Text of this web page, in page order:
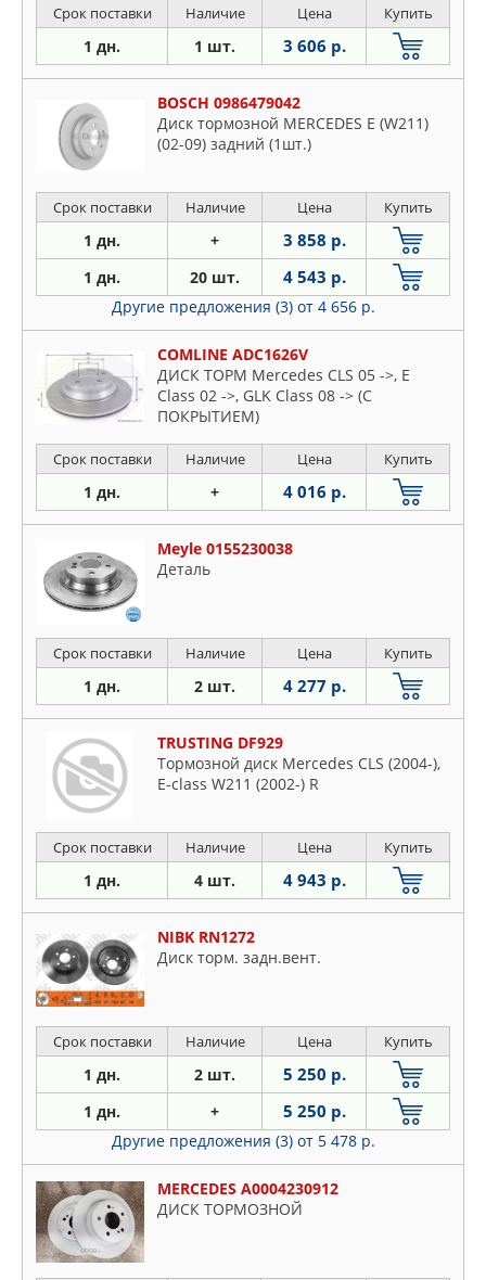
Срок поставки Наличие Цена Купить
1 дн. 1 шт. 3 606 р.
BOSCH 0986479042
Диск тормозной MERCEDES E (W211)
(02-09) задний (1шт.)
Срок поставки Наличие Цена Купить
1 дн. + 3 858 р.
1 дн. 20 шт. 4 543 р.
Другие предложения (3) от 4 656 р.
COMLINE ADC1626V
ДИСК ТОРМ Mercedes CLS 05 ->, E
Class 02 ->, GLK Class 08 -> (С
ПОКРЫТИЕМ)
Срок поставки Наличие Цена Купить
1 дн. + 4 016 р.
Meyle 0155230038
Деталь
Срок поставки Наличие Цена Купить
1 дн. 2 шт. 4 277 р.
TRUSTING DF929
Тормозной диск Mercedes CLS (2004-),
E-class W211 (2002-) R
Срок поставки Наличие Цена Купить
1 дн. 4 шт. 4 943 р.
NIBK RN1272
Диск торм. задн.вент.
Срок поставки Наличие Цена Купить
1 дн. 2 шт. 5 250 р.
1 дн. + 5 250 р.
Другие предложения (3) от 5 478 р.
MERCEDES A0004230912
ДИСК ТОРМОЗНОЙ